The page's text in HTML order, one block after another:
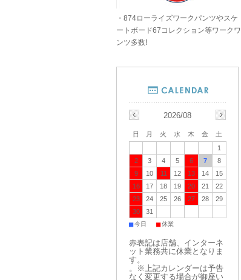
・874ローライズワークパンツやスケ
ートボード67コレクション等ワークワ
ンツ多数!
2026/08
日 月 火 水 木 金
土
1
2
3 4 5 6 7
8
9
10 11 12 13 14
15
16
17 18 19 20 21
22
23
24 25 26 27 28
29
30
31
■今日 ■休業
赤表記は店舗、インターネ
ット業務共に休業となりま
す。
。※上記カレンダーは予告
なく変更する場合が御座い